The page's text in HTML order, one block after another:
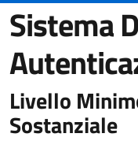
Sistema
Livello
Sostanziale